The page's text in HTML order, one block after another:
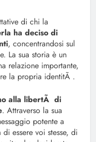
di chi la
ha deciso di
, concentrandosi sul
La sua storia è un
relazione importante,
la propria identitÃ .
alla libertÃ di
. Attraverso la sua
potente a
essere voi stesse, di